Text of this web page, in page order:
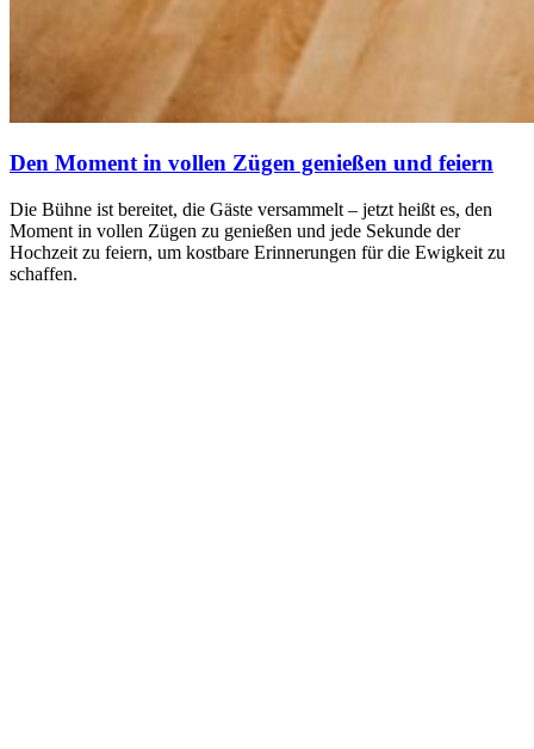
Den Moment in vollen Zügen genießen und feiern
Die Bühne ist bereitet, die Gäste versammelt – jetzt heißt es, den
Moment in vollen Zügen zu genießen und jede Sekunde der
Hochzeit zu feiern, um kostbare Erinnerungen für die Ewigkeit zu
schaffen.